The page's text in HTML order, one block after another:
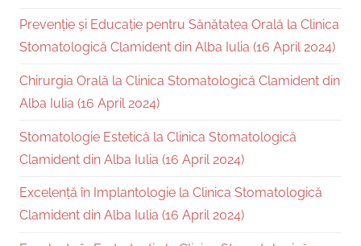
Prevenție și Educație pentru Sănătatea Orală la Clinica
Stomatologică Clamident din Alba Iulia (16 April 2024)
Chirurgia Orală la Clinica Stomatologică Clamident din
Alba Iulia (16 April 2024)
Stomatologie Estetică la Clinica Stomatologică
Clamident din Alba Iulia (16 April 2024)
Excelență în Implantologie la Clinica Stomatologică
Clamident din Alba Iulia (16 April 2024)